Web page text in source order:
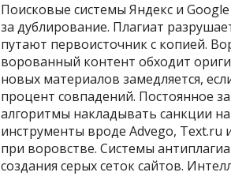
Поисковые системы Яндекс и
за дублирование. Плагиат
путают первоисточник с копией.
ворованный контент обходит
новых материалов замедляется,
процент совпадений. Постоянное
алгоритмы накладывать санкции
инструменты вроде Advego,
при воровстве. Системы
создания серых сеток сайтов.